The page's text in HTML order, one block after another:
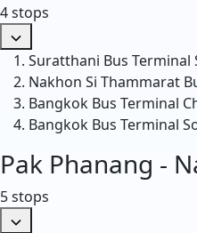
4 stops
Suratthani Bus Terminal
Nakhon Si Thammarat
Bangkok Bus Terminal
Bangkok Bus Terminal
Pak Phanang -
5 stops